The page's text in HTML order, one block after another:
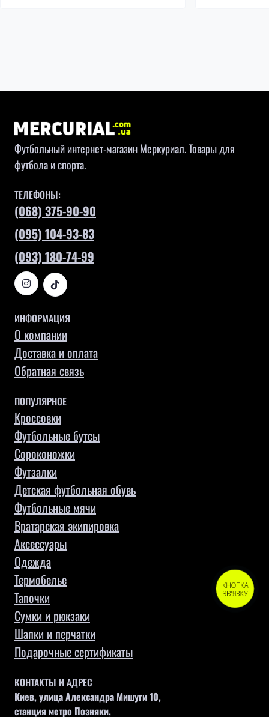
Футбольный интернет-магазин Меркуриал. Товары для
футбола и спорта.
ТЕЛЕФОНЫ:
(068) 375-90-90
(095) 104-93-83
(093) 180-74-99
ИНФОРМАЦИЯ
О компании
Доставка и оплата
Обратная связь
ПОПУЛЯРНОЕ
Кроссовки
Футбольные бутсы
Сороконожки
Футзалки
Детская футбольная обувь
Футбольные мячи
Вратарская экипировка
Аксессуары
Одежда
Термобелье
Тапочки
Сумки и рюкзаки
Шапки и перчатки
Подарочные сертификаты
КОНТАКТЫ И АДРЕС
Киев, улица Александра Мишуги 10,
станция метро Позняки,
КНОПКА
ЗВ'ЯЗКУ